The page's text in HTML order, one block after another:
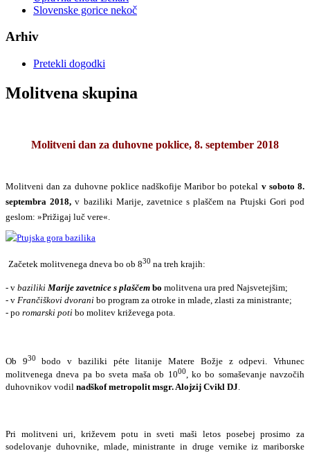
Slovenske gorice nekoč
Arhiv
Pretekli dogodki
Molitvena skupina
Molitveni dan za duhovne poklice, 8. september 2018
Molitveni dan za duhovne poklice nadškofije Maribor bo potekal v soboto 8.
septembra 2018, v baziliki Marije, zavetnice s plaščem na Ptujski Gori pod
geslom: »Prižigaj luč vere«.
Začetek molitvenega dneva bo ob 830 na treh krajih:
- v baziliki Marije zavetnice s plaščem bo moli­tvena ura pred Najsvetejšim;
- v Frančiškovi dvorani bo program za otroke in mlade, zlasti za ministrante;
- po romarski poti bo molitev križevega pota.
Ob 930
bodo v baziliki péte litanije Matere Božje z odpevi. Vrhunec
molitvenega dneva pa bo sveta maša ob 1000, ko bo somaševanje navzočih
duhovnikov vodil nadškofmetropolit msgr. Alojzij Cvikl DJ.
Pri molitveni uri, križevem potu in sveti maši letos posebej prosimo za
sodelovanje duhovnike, mlade, ministrante in druge vernike iz mariborske